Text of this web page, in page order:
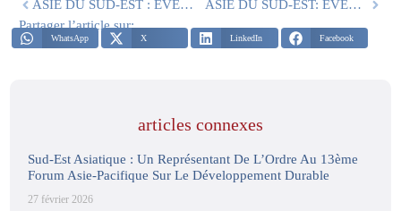
ASIE DU SUD-EST : ÉVÉNEMENT DU 18 NOVEMBRE 2022
ASIE DU SUD-EST: ÉVÉNEMENT DU 29/1 DÉCEMBRE 2022
Partager l’article sur:
WhatsApp X LinkedIn Facebook
articles connexes
Sud-Est Asiatique : Un Représentant De L’Ordre Au 13ème
Forum Asie-Pacifique Sur Le Développement Durable
27 février 2026